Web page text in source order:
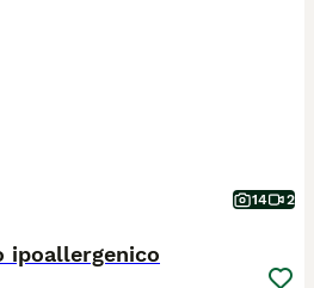
14 2
ipoallergenico